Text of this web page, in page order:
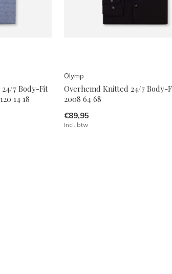
7 Body-Fit
14 18
Olymp
Overhemd Knitted 24/7 Body-
2008 64 68
€89,95
Incl. btw